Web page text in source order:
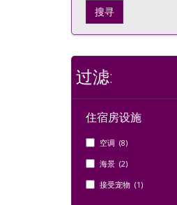
搜寻
过滤:
住宿房设施
空调 (8)
海景 (2)
接受宠物 (1)